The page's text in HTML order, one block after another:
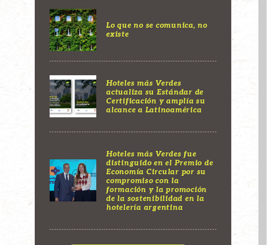
Lo que no se comunica, no
existe
Hoteles más Verdes
actualiza su Estándar de
Certificación y amplía su
alcance a Latinoamérica
Hoteles más Verdes fue
distinguido en el Premio de
Economía Circular por su
compromiso con la
formación y la promoción
de la sostenibilidad en la
hotelería argentina